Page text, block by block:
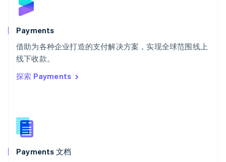
Payments
借助为各种企业打造的支付解决方案，实现全球范围线上
线下收款。
探索 Payments
Payments 文档
English
斯洛文尼亚
泰国
ไทยEnglish
希腊
English
西班牙
新西兰
English
匈牙利
English